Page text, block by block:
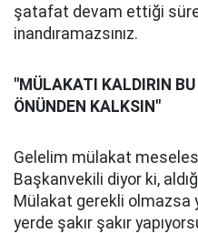
şatafat devam ettiği
inandıramazsınız.
"MÜLAKATI KALDIRIN
ÖNÜNDEN KALKSIN"
Gelelim mülakat
Başkanvekili diyor ki,
Mülakat gerekli olmazsa
yerde şakır şakır